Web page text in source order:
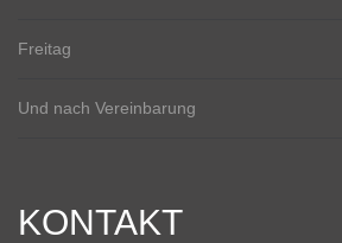
Freitag
Und nach Vereinbarung
KONTAKT